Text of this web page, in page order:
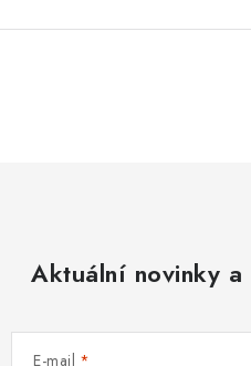
p
Aktuální novinky a
E-mail